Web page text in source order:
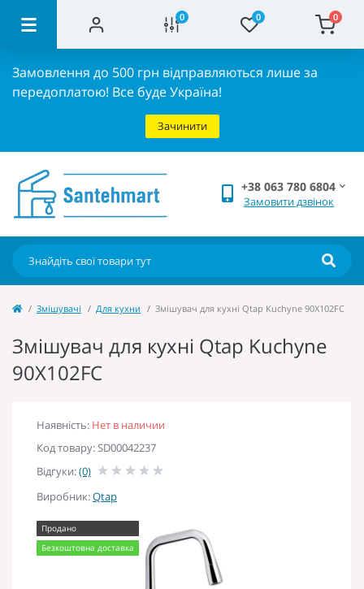
0 0 0
Замовлення до 500 грн відправляються лише за
передоплатою! Все буде Україна!
Зачинити
+38 063 780 6804
Замовити дзвінок
Змішувачі Для кухни Змішувач для кухні Qtap Kuchyne 90X102FC
Змішувач для кухні Qtap Kuchyne
90X102FC
Наявність: Нет в наличии
Код товару: SD00042237
Відгуки:(0)
Виробник:Qtap
Продано
Безкоштовна доставка